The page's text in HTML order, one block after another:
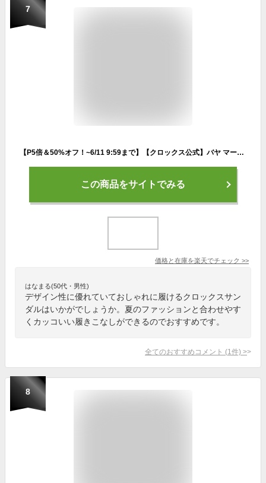
7
【P5倍＆50%オフ！~6/11 9:59まで】【クロックス公式】バヤ マーブル クロッグ Baya Marbled Clog / crocs レディース メンズ サンダル 定番 2024CPN
この商品をサイトでみる
価格と在庫を楽天でチェック >>
はなまる(50代・男性)
デザイン性に優れていておしゃれに履けるクロックスサン
ダルはいかがでしょうか。夏のファッションと合わせやす
くカッコいい履きこなしができるのでおすすめです。
全てのおすすめコメント (1 件) >
8